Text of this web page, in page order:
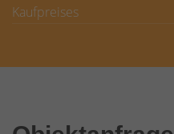
Kaufpreises